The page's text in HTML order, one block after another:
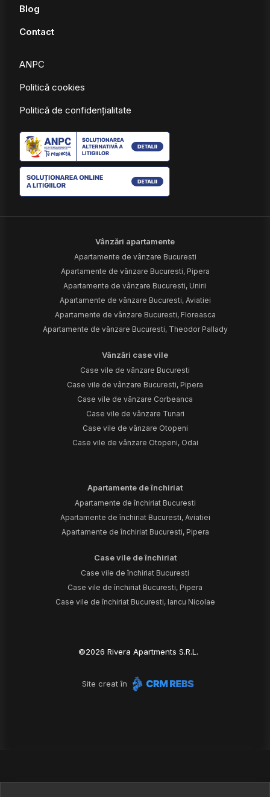
Blog
Contact
ANPC
Politică cookies
Politică de confidențialitate
Vânzări apartamente
Apartamente de vânzare Bucuresti
Apartamente de vânzare Bucuresti, Pipera
Apartamente de vânzare Bucuresti, Unirii
Apartamente de vânzare Bucuresti, Aviatiei
Apartamente de vânzare Bucuresti, Floreasca
Apartamente de vânzare Bucuresti, Theodor Pallady
Vânzări case vile
Case vile de vânzare Bucuresti
Case vile de vânzare Bucuresti, Pipera
Case vile de vânzare Corbeanca
Case vile de vânzare Tunari
Case vile de vânzare Otopeni
Case vile de vânzare Otopeni, Odai
Apartamente de închiriat
Apartamente de închiriat Bucuresti
Apartamente de închiriat Bucuresti, Aviatiei
Apartamente de închiriat Bucuresti, Pipera
Case vile de închiriat
Case vile de închiriat Bucuresti
Case vile de închiriat Bucuresti, Pipera
Case vile de închiriat Bucuresti, Iancu Nicolae
©2026 Rivera Apartments S.R.L.
Site creat în